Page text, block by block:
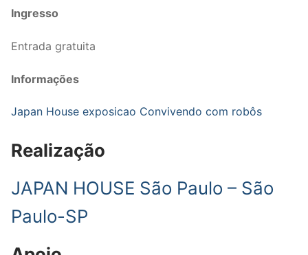
Ingresso
Entrada gratuita
Informações
Japan House exposicao Convivendo com robôs
Realização
JAPAN HOUSE São Paulo – São
Paulo-SP